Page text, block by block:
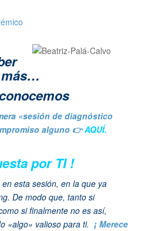
más…
«sesión de diagnóstico
alguno 👉AQUÍ.
por TI !
esta sesión, en la que ya
De modo que, tanto si
si finalmente no es así,
«algo» valioso para ti. ¡ Merece